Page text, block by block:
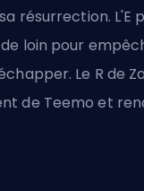
résurrection. L'E
loin pour
Le R de
de Teemo et